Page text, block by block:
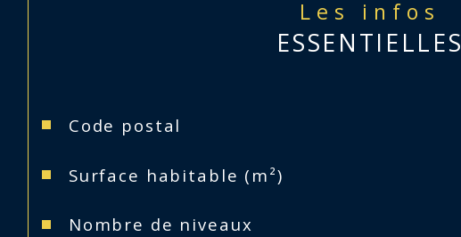
Les infos
ESSENTIELLES
Caractéristiques Valeurs
Code postal
Surface habitable (m²)
Nombre de niveaux